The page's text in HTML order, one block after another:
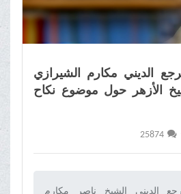
الديني مكارم الشيرازي
الأزهر حول موضوع نكاح
25874
الدیني الشیخ ناصر مکارم